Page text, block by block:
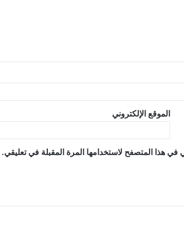
الموقع الإلكتروني
في هذا المتصفح لاستخدامها المرة المقبلة في تعليقي.